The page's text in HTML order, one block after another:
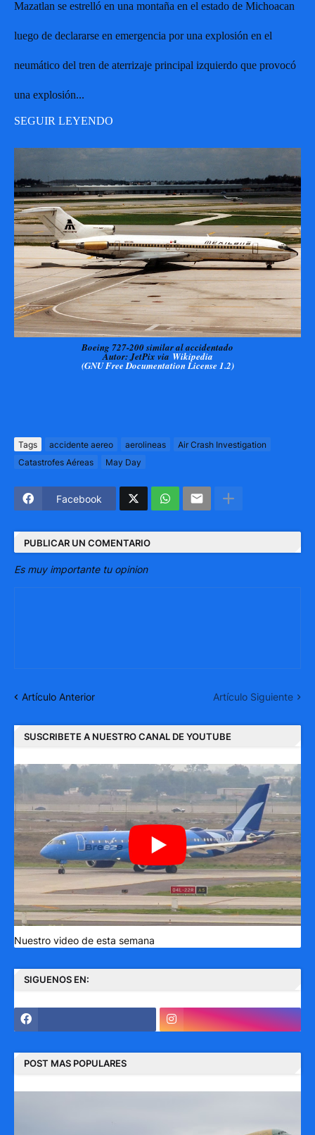
Mazatlan se estrelló en una montaña en el estado de Michoacan
luego de declararse en emergencia por una explosión en el
neumático del tren de aterrizaje principal izquierdo que provocó
una explosión...
SEGUIR LEYENDO
Boeing 727-200 similar al accidentado
Autor: JetPix via Wikipedia
(GNU Free Documentation License 1.2)
Tags accidente aereo aerolineas
Air Crash Investigation
Catastrofes Aéreas
May Day
Facebook
PUBLICAR UN COMENTARIO
Es muy importante tu opinion
Artículo Anterior Artículo Siguiente
SUSCRIBETE A NUESTRO CANAL DE YOUTUBE
Nuestro video de esta semana
SIGUENOS EN:
POST MAS POPULARES